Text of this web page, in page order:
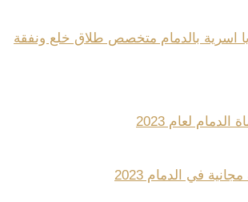
اسرية بالدمام متخصص طلاق خلع ونفقة
لعام 2023
في الدمام 2023